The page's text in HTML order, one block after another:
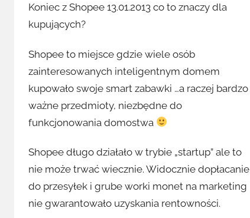
Koniec z Shopee 13.01.2013 co to znaczy dla
kupujących?
Shopee to miejsce gdzie wiele osób
zainteresowanych inteligentnym domem
kupowało swoje smart zabawki …a raczej bardzo
ważne przedmioty, niezbędne do
funkcjonowania domostwa
Shopee długo działało w trybie „startup” ale to
nie może trwać wiecznie. Widocznie dopłacanie
do przesyłek i grube worki monet na marketing
nie gwarantowało uzyskania rentowności.